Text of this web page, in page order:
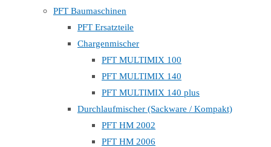
PFT Baumaschinen
PFT Ersatzteile
Chargenmischer
PFT MULTIMIX 100
PFT MULTIMIX 140
PFT MULTIMIX 140 plus
Durchlaufmischer (Sackware / Kompakt)
PFT HM 2002
PFT HM 2006